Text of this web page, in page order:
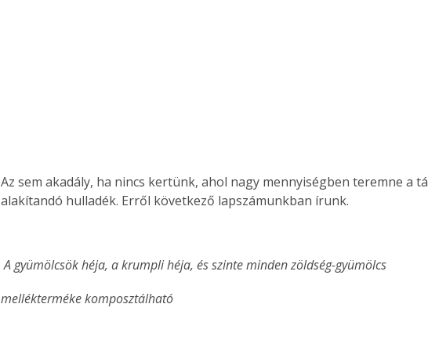
Az sem akadály, ha nincs kertünk, ahol nagy mennyiségben teremne a
alakítandó hulladék. Erről következő lapszámunkban írunk.
A gyümölcsök héja, a krumpli héja, és szinte minden zöldség-gyümölcs
mellékterméke komposztálható